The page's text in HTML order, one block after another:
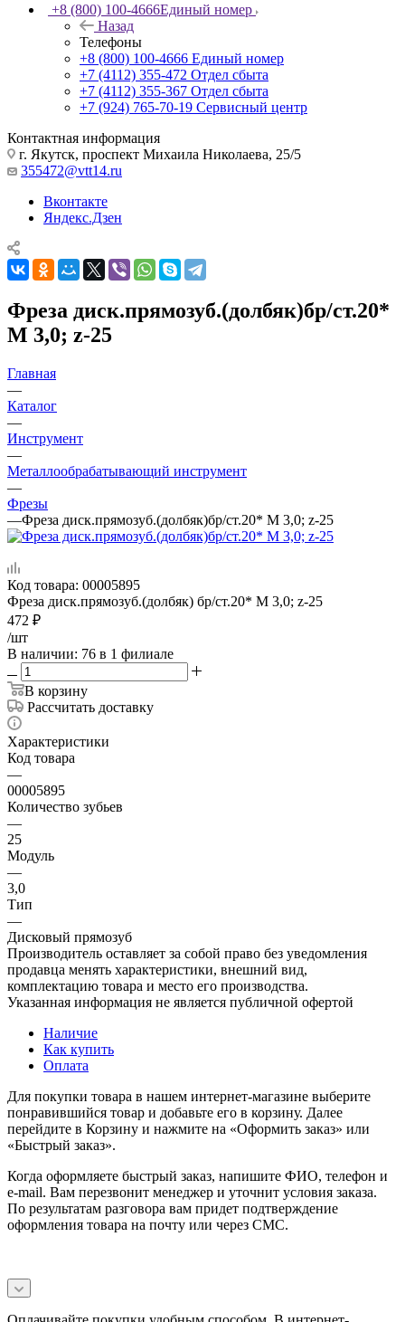
+8 (800) 100-4666Единый номер
Назад
Телефоны
+8 (800) 100-4666 Единый номер
+7 (4112) 355-472 Отдел сбыта
+7 (4112) 355-367 Отдел сбыта
+7 (924) 765-70-19 Сервисный центр
Контактная информация
г. Якутск, проспект Михаила Николаева, 25/5
355472@vtt14.ru
Вконтакте
Яндекс.Дзен
Фреза диск.прямозуб.(долбяк)бр/ст.20*
М 3,0; z-25
Главная
—
Каталог
—
Инструмент
—
Металлообрабатывающий инструмент
—
Фрезы
—Фреза диск.прямозуб.(долбяк)бр/ст.20* М 3,0; z-25
Код товара: 00005895
Фреза диск.прямозуб.(долбяк) бр/ст.20* М 3,0; z-25
472 ₽
/шт
В наличии: 76 в 1 филиале
В корзину
Рассчитать доставку
Характеристики
Код товара
—
00005895
Количество зубьев
—
25
Модуль
—
3,0
Тип
—
Дисковый прямозуб
Производитель оставляет за собой право без уведомления
продавца менять характеристики, внешний вид,
комплектацию товара и место его производства.
Указанная информация не является публичной офертой
Наличие
Как купить
Оплата
Для покупки товара в нашем интернет-магазине выберите
понравившийся товар и добавьте его в корзину. Далее
перейдите в Корзину и нажмите на «Оформить заказ» или
«Быстрый заказ».
Когда оформляете быстрый заказ, напишите ФИО, телефон и
e-mail. Вам перезвонит менеджер и уточнит условия заказа.
По результатам разговора вам придет подтверждение
оформления товара на почту или через СМС.